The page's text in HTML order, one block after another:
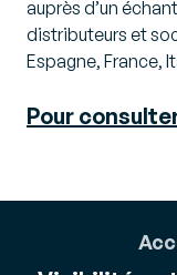
auprès d’un
distributeurs et
Espagne, France,
Pour